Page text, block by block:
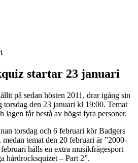
startar 23 januari
på sedan hösten 2011, drar igång sin
torsdag den 23 januari kl 19:00. Temat
lagen får bestå av högst fyra personer.
torsdag och 6 februari kör Badgers
temat den 20 februari är ”2000-
hålls en extra musikfrågesport
hårdrocksquizet – Part 2”.